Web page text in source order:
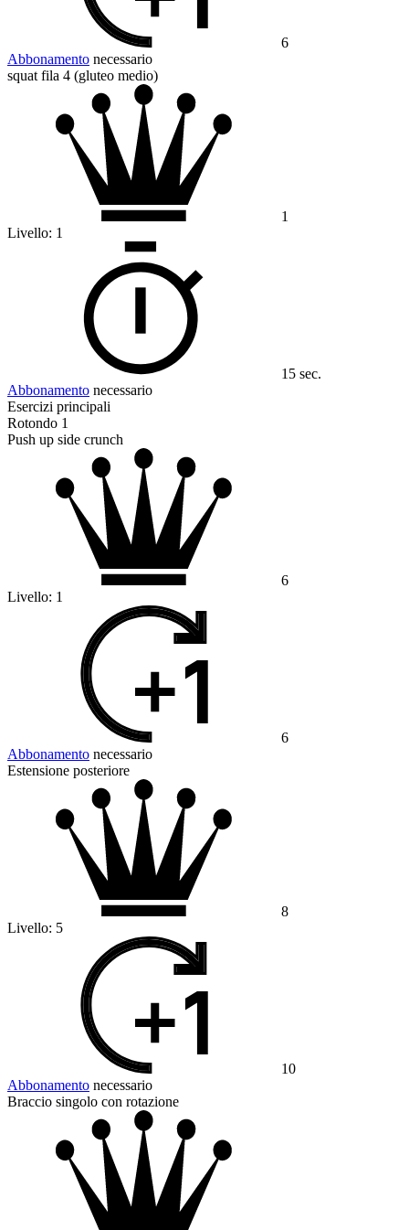
6
Abbonamento necessario
squat fila 4 (gluteo medio)
1
Livello: 1
15 sec.
Abbonamento necessario
Esercizi principali
Rotondo 1
Push up side crunch
6
Livello: 1
6
Abbonamento necessario
Estensione posteriore
8
Livello: 5
10
Abbonamento necessario
Braccio singolo con rotazione